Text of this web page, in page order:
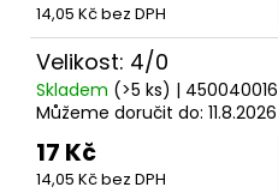
14,05 Kč bez DPH
Velikost: 4/0
Skladem (>5 ks) | 450040016
Můžeme doručit do: 11.8.2026
17 Kč
14,05 Kč bez DPH
5000M)
0,75
Kč